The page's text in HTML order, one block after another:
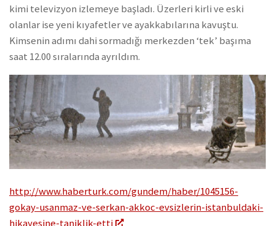
kimi televizyon izlemeye başladı. Üzerleri kirli ve eski
olanlar ise yeni kıyafetler ve ayakkabılarına kavuştu.
Kimsenin adımı dahi sormadığı merkezden ‘tek’ başıma
saat 12.00 sıralarında ayrıldım.
http://www.haberturk.com/gundem/haber/1045156-
gokay-usanmaz-ve-serkan-akkoc-evsizlerin-istanbuldaki-